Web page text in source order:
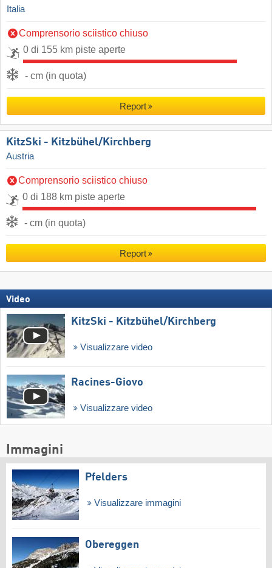
Italia
Comprensorio sciistico chiuso
0 di 155 km piste aperte
- cm (in quota)
Report
KitzSki - Kitzbühel/​Kirchberg
Austria
Comprensorio sciistico chiuso
0 di 188 km piste aperte
- cm (in quota)
Report
Video
KitzSki - Kitzbühel/​Kirchberg
Visualizzare video
Racines-Giovo
Visualizzare video
Immagini
Pfelders
Visualizzare immagini
Obereggen